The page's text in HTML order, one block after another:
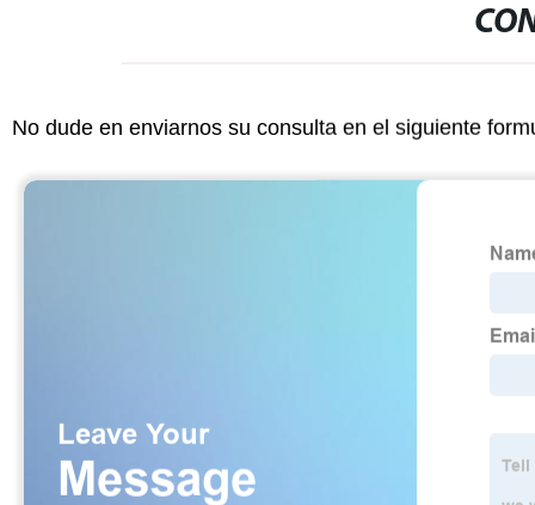
No dude en enviarnos su consulta en el siguiente